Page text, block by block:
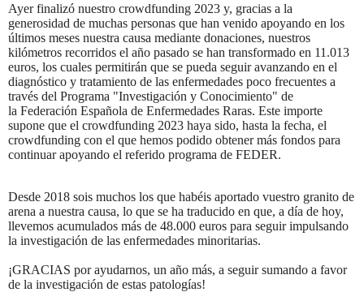
Ayer finalizó nuestro crowdfunding 2023 y, gracias a la
generosidad de muchas personas que han venido apoyando en los
últimos meses nuestra causa mediante donaciones, nuestros
kilómetros recorridos el año pasado se han transformado en 11.013
euros, los cuales permitirán que se pueda seguir avanzando en el
diagnóstico y tratamiento de las enfermedades poco frecuentes a
través del Programa "Investigación y Conocimiento" de
la Federación Española de Enfermedades Raras. Este importe
supone que el crowdfunding 2023 haya sido, hasta la fecha, el
crowdfunding con el que hemos podido obtener más fondos para
continuar apoyando el referido programa de FEDER.
Desde 2018 sois muchos los que habéis aportado vuestro granito de
arena a nuestra causa, lo que se ha traducido en que, a día de hoy,
llevemos acumulados más de 48.000 euros para seguir impulsando
la investigación de las enfermedades minoritarias.
¡GRACIAS por ayudarnos, un año más, a seguir sumando a favor
de la investigación de estas patologías!